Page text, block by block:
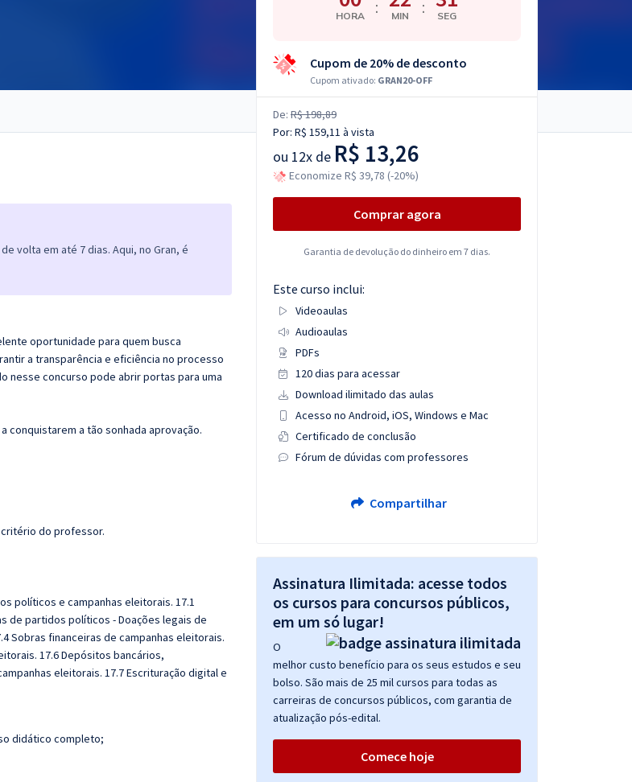
volta em até 7 dias. Aqui, no Gran, é
oportunidade para quem busca
a transparência e eficiência no processo
nesse concurso pode abrir portas para uma
conquistarem a tão sonhada aprovação.
do professor.
políticos e campanhas eleitorais. 17.1
de partidos políticos - Doações legais de
Sobras financeiras de campanhas eleitorais.
17.6 Depósitos bancários,
eleitorais. 17.7 Escrituração digital e
didático completo;
HORA : MIN : SEG
Cupom de 20% de desconto
Cupom ativado: GRAN20-OFF
De: R$ 198,89
Por: R$ 159,11 à vista
ou 12x de R$ 13,26
Economize R$ 39,78 (-20%)
Comprar agora
Garantia de devolução do dinheiro em 7 dias.
Este curso inclui:
Videoaulas
Audioaulas
PDFs
120 dias para acessar
Download ilimitado das aulas
Acesso no Android, iOS, Windows e Mac
Certificado de conclusão
Fórum de dúvidas com professores
Compartilhar
Assinatura Ilimitada: acesse todos
os cursos para concursos públicos,
em um só lugar!
O
melhor custo benefício para os seus estudos e seu
bolso. São mais de 25 mil cursos para todas as
carreiras de concursos públicos, com garantia de
atualização pós-edital.
Comece hoje